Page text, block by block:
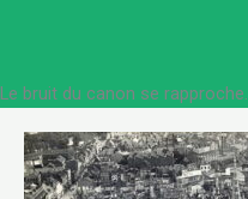
Le bruit du canon se rapproche.